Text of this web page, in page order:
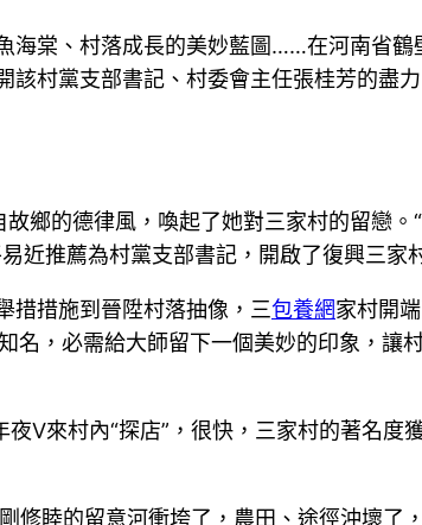
棠、村落成長的美妙藍圖……在河南省鶴
村黨支部書記、村委會主任張桂芳的盡
鄉的德律風，喚起了她對三家村的留戀。
近推薦為村黨支部書記，開啟了復興三家
措措施到晉陞村落抽像，三包養網家村開
名，必需給大師留下一個美妙的印象，讓
V來村內“探店”，很快，三家村的著名度
睦的留意河衝垮了，農田、途徑沖壞了